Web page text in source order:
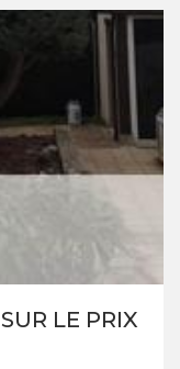
LE PRIX